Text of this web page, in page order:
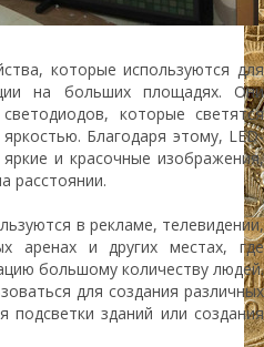
которые используются для
на больших площадях. Они
которые светятся
Благодаря этому, LED-
и красочные изображения,
расстоянии.
в рекламе, телевидении,
аренах и других местах, где
большому количеству людей.
для создания различных
подсветки зданий или создания